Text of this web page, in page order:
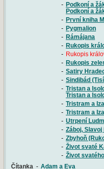
- Podkoní a
Podkoní a
- První kniha
- Pygmalion
- Rámájana
- Rukopis
- Rukopis
- Rukopis
- Satiry
- Sindibád
- Tristan a
Tristan a
- Tristram a
- Tristram a
- Utrpení
- Záboj,
- Zbyhoň
- Život svaté
- Život
Čítanka - Adam a Eva